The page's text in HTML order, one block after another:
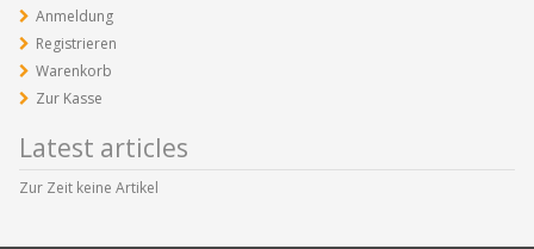
Anmeldung
Registrieren
Warenkorb
Zur Kasse
Latest articles
Zur Zeit keine Artikel